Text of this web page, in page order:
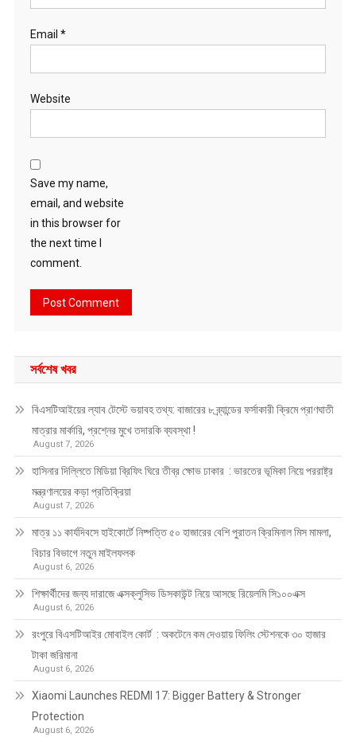
Email *
Website
Save my name,
email, and website
in this browser for
the next time I
comment.
সর্বশেষ খবর
বিএসটিআইয়ের ল্যাব টেস্টে ভয়াবহ তথ্য: বাজারের ৮ ব্র্যান্ডের ফর্সাকারী ক্রিমে প্রাণঘাতী
মাত্রার মার্কারি, প্রশ্নের মুখে তদারকি ব্যবস্থা !
August 7, 2026
হাসিনার দিল্লিতে মিডিয়া ব্রিফিং ঘিরে তীব্র ক্ষোভ ঢাকার : ভারতের ভূমিকা নিয়ে পররাষ্ট্র
মন্ত্রণালয়ের কড়া প্রতিক্রিয়া
August 7, 2026
মাত্র ১১ কার্যদিবসে হাইকোর্টে নিষ্পত্তি ৫০ হাজারের বেশি পুরাতন ক্রিমিনাল মিস মামলা,
বিচার বিভাগে নতুন মাইলফলক
August 6, 2026
শিক্ষার্থীদের জন্য দারাজে এক্সক্লুসিভ ডিসকাউন্ট নিয়ে আসছে রিয়েলমি সি১০০এক্স
August 6, 2026
রংপুরে বিএসটিআইর মোবাইল কোর্ট : অকটেনে কম দেওয়ায় ফিলিং স্টেশনকে ৩০ হাজার
টাকা জরিমানা
August 6, 2026
Xiaomi Launches REDMI 17: Bigger Battery & Stronger
Protection
August 6, 2026